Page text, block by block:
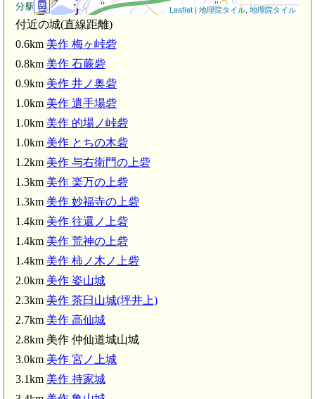
美作追分駅(2.3km)
美作 萩丸城(4.0km)
Leaflet|地理院タイル, 地理院タイル
付近の城(直線距離)
0.6km 美作 梅ヶ峠砦
0.8km 美作 石蕨砦
0.9km 美作 井ノ奥砦
1.0km 美作 遣手場砦
1.0km 美作 的場ノ峠砦
1.0km 美作 とちの木砦
1.2km 美作 与右衛門の上砦
1.3km 美作 楽万の上砦
1.3km 美作 妙福寺の上砦
1.4km 美作 往還ノ上砦
1.4km 美作 荒神の上砦
1.4km 美作 柿ノ木ノ上砦
2.0km 美作 姿山城
2.3km 美作 茶臼山城(坪井上)
2.7km 美作 高仙城
2.8km 美作 仲仙道城山城
3.0km 美作 宮ノ上城
3.1km 美作 持家城